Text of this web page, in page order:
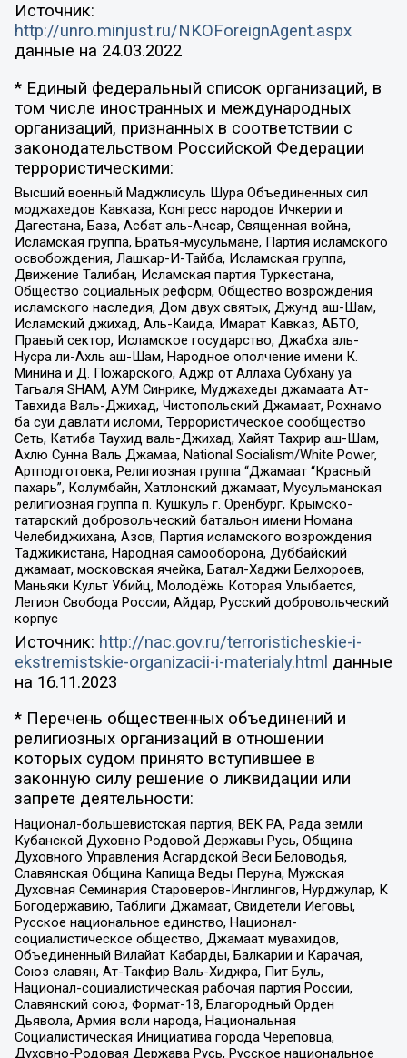
Источник:
http://unro.minjust.ru/NKOForeignAgent.aspx
данные на 24.03.2022
* Единый федеральный список организаций, в
том числе иностранных и международных
организаций, признанных в соответствии с
законодательством Российской Федерации
террористическими:
Высший военный Маджлисуль Шура Объединенных сил
моджахедов Кавказа, Конгресс народов Ичкерии и
Дагестана, База, Асбат аль-Ансар, Священная война,
Исламская группа, Братья-мусульмане, Партия исламского
освобождения, Лашкар-И-Тайба, Исламская группа,
Движение Талибан, Исламская партия Туркестана,
Общество социальных реформ, Общество возрождения
исламского наследия, Дом двух святых, Джунд аш-Шам,
Исламский джихад, Аль-Каида, Имарат Кавказ, АБТО,
Правый сектор, Исламское государство, Джабха аль-
Нусра ли-Ахль аш-Шам, Народное ополчение имени К.
Минина и Д. Пожарского, Аджр от Аллаха Субхану уа
Тагьаля SHAM, АУМ Синрике, Муджахеды джамаата Ат-
Тавхида Валь-Джихад, Чистопольский Джамаат, Рохнамо
ба суи давлати исломи, Террористическое сообщество
Сеть, Катиба Таухид валь-Джихад, Хайят Тахрир аш-Шам,
Ахлю Сунна Валь Джамаа, National Socialism/White Power,
Артподготовка, Религиозная группа “Джамаат “Красный
пахарь”, Колумбайн, Хатлонский джамаат, Мусульманская
религиозная группа п. Кушкуль г. Оренбург, Крымско-
татарский добровольческий батальон имени Номана
Челебиджихана, Азов, Партия исламского возрождения
Таджикистана, Народная самооборона, Дуббайский
джамаат, московская ячейка, Батал-Хаджи Белхороев,
Маньяки Культ Убийц, Молодёжь Которая Улыбается,
Легион Свобода России, Айдар, Русский добровольческий
корпус
Источник: http://nac.gov.ru/terroristicheskie-i-
ekstremistskie-organizacii-i-materialy.html данные
на 16.11.2023
* Перечень общественных объединений и
религиозных организаций в отношении
которых судом принято вступившее в
законную силу решение о ликвидации или
запрете деятельности:
Национал-большевистская партия, ВЕК РА, Рада земли
Кубанской Духовно Родовой Державы Русь, Община
Духовного Управления Асгардской Веси Беловодья,
Славянская Община Капища Веды Перуна, Мужская
Духовная Семинария Староверов-Инглингов, Нурджулар, К
Богодержавию, Таблиги Джамаат, Свидетели Иеговы,
Русское национальное единство, Национал-
социалистическое общество, Джамаат мувахидов,
Объединенный Вилайат Кабарды, Балкарии и Карачая,
Союз славян, Ат-Такфир Валь-Хиджра, Пит Буль,
Национал-социалистическая рабочая партия России,
Славянский союз, Формат-18, Благородный Орден
Дьявола, Армия воли народа, Национальная
Социалистическая Инициатива города Череповца,
Духовно-Родовая Держава Русь, Русское национальное